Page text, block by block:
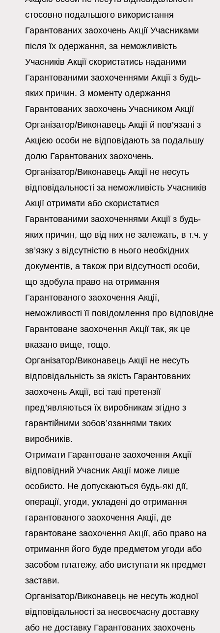
стосовно подальшого використання
Гарантованих заохочень Акції Учасниками
після їх одержання, за неможливість
Учасників Акції скористатись наданими
Гарантованими заохоченнями Акції з будь-
яких причин. З моменту одержання
Гарантованих заохочень Учасником Акції
Організатор/Виконавець Акції й пов’язані з
Акцією особи не відповідають за подальшу
долю Гарантованих заохочень.
Організатор/Виконавець Акції не несуть
відповідальності за неможливість Учасників
Акції отримати або скористатися
Гарантованими заохоченнями Акції з будь-
яких причин, що від них не залежать, в т.ч. у
зв’язку з відсутністю в нього необхідних
документів, а також при відсутності особи,
що здобула право на отримання
Гарантованого заохочення Акції,
неможливості її повідомлення про відповідне
Гарантоване заохочення Акції так, як це
вказано вище, тощо.
Організатор/Виконавець Акції не несуть
відповідальність за якість Гарантованих
заохочень Акції, всі такі претензії
пред’являються їх виробникам згідно з
гарантійними зобов’язаннями таких
виробників.
Отримати Гарантоване заохочення Акції
відповідний Учасник Акції може лише
особисто. Не допускаються будь-які дії,
операції, угоди, укладені до отримання
гарантованого заохочення Акції, де
гарантоване заохочення Акції, або право на
отримання його буде предметом угоди або
засобом платежу, або виступати як предмет
застави.
Організатор/Виконавець не несуть жодної
відповідальності за несвоєчасну доставку
або не доставку Гарантованих заохочень